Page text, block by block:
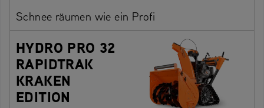
Schnee räumen wie ein Profi
HYDRO PRO 32
RAPIDTRAK
KRAKEN
EDITION